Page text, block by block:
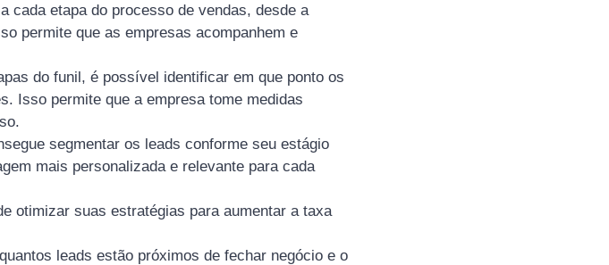
cada etapa do processo de vendas, desde a
permite que as empresas acompanhem e
do funil, é possível identificar em que ponto os
Isso permite que a empresa tome medidas
segmentar os leads conforme seu estágio
mais personalizada e relevante para cada
otimizar suas estratégias para aumentar a taxa
leads estão próximos de fechar negócio e o